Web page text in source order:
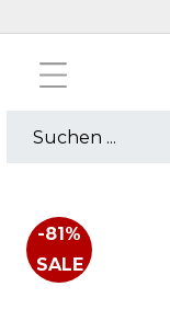
-81%
SALE